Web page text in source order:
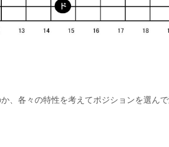
、各々の特性を考えてポジションを選ん